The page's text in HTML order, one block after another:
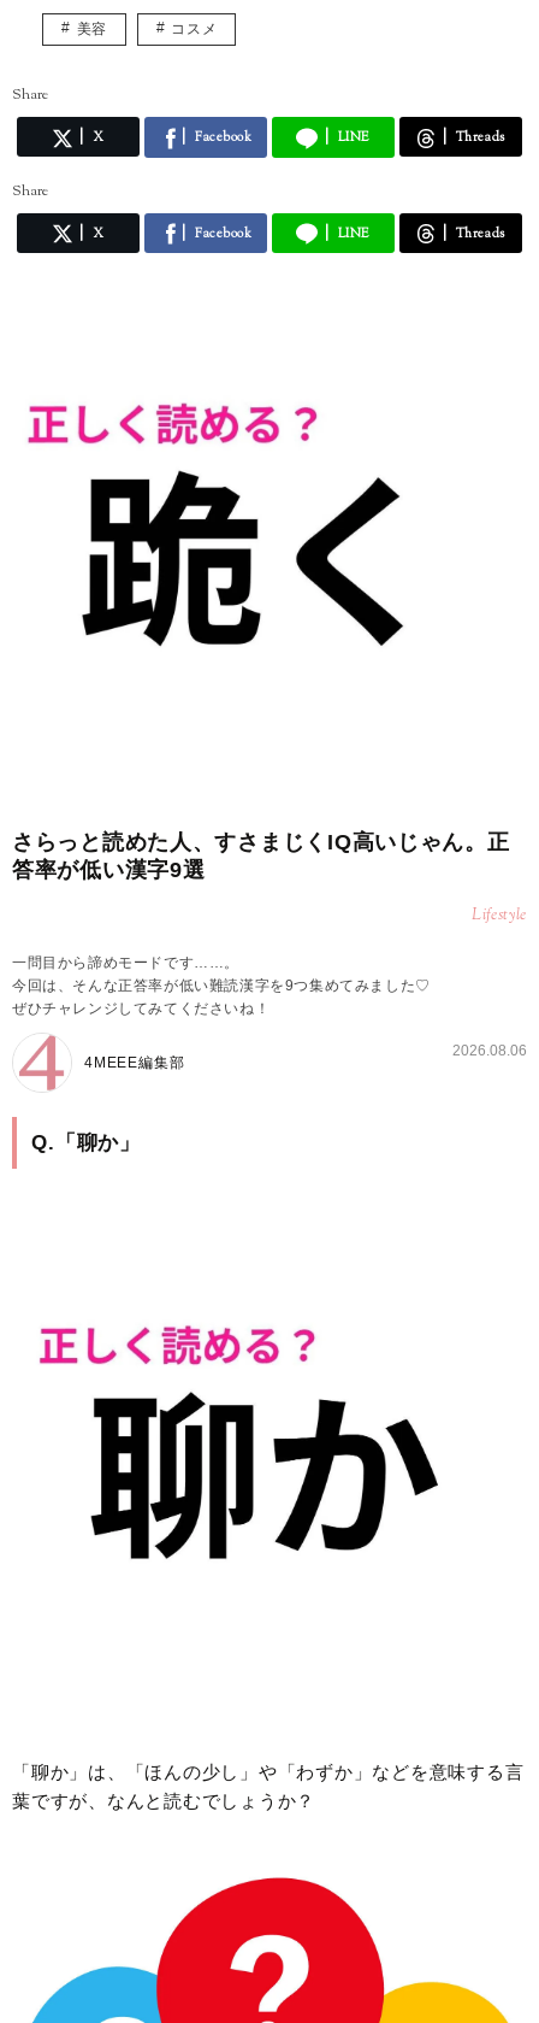
美容 コスメ
Share
X Facebook LINE Threads
Share
X Facebook LINE Threads
さらっと読めた人、すさまじくIQ高いじゃん。正
答率が低い漢字9選
Lifestyle
一問目から諦めモードです……。
今回は、そんな正答率が低い難読漢字を9つ集めてみました♡
ぜひチャレンジしてみてくださいね！
4MEEE編集部
2026.08.06
Q.「聊か」
「聊か」は、「ほんの少し」や「わずか」などを意味する言
葉ですが、なんと読むでしょうか？